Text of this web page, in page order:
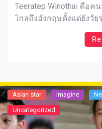
Teeratep Winothai คือ
ไกลถึงอังกฤษตั้งแต่ยังวั
ของทีมชาติไทยในช่วงเ
ทริกในนัดชิงซีเกมส์ แถ
เขาไม่เคยหยุดพัฒนา แ
มากจริงๆ ถ้าอยากรู้จักเ
Asian star Imagine​
Uncategorized